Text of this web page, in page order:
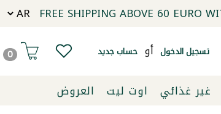
FREE SHIPPING ABOVE 60 EURO
تسجيل الدخول أو حساب جديد 0
غير غذائي اوت ليت
العروض